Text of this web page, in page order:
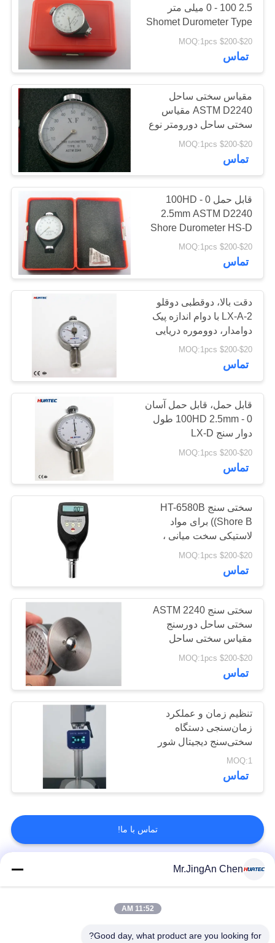
نقل قول
نقشه
سایت
PRIVACY
POLICY
0 - 100 2.5 میلی متر
Shomet Durometer Type
OO Shore Instrument
Duromet
$20-$200 MOQ:1pcs
تماس
مقیاس سختی ساحل
ASTM D2240 مقیاس
سختی ساحل دورومتر نوع
O
$20-$200 MOQ:1pcs
تماس
قابل حمل 0 - 100HD
2.5mm ASTM D2240
Shore Durometer HS-D
$20-$200 MOQ:1pcs
تماس
دقت بالا، دوقطبی دوقلو
LX-A-2 با دوام اندازه پیک
دوامدار، دووموره دریایی
طراحی دستی
$20-$200 MOQ:1pcs
تماس
قابل حمل، قابل حمل آسان
0 - 100HD 2.5mm طول
دوار سنج LX-D
$20-$200 MOQ:1pcs
تماس
سختی سنج HT-6580B
(Shore B) برای مواد
لاستیکی سخت میانی ،
غلطک ماشین تحریر
$20-$200 MOQ:1pcs
تماس
سختی سنج ASTM 2240
سختی ساحل دورسنج
مقیاس سختی ساحل
سختی سنج سنج ساحل
ooo
$20-$200 MOQ:1pcs
تماس
تنظیم زمان و عملکرد
زمان‌سنجی دستگاه
سختی‌سنج دیجیتال شور
MOQ:1
تماس
تماس با ما!
دسته بندی های محبوب
التراسونیک
اولتراسونیک
Mr.JingAn Chen
11:52 AM
Good day, what product are you looking for?